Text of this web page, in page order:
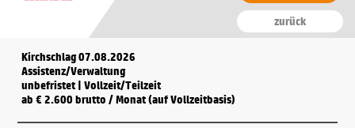
zurück
Kirchschlag 07.08.2026
Assistenz/Verwaltung
unbefristet | Vollzeit/Teilzeit
ab € 2.600 brutto / Monat (auf Vollzeitbasis)